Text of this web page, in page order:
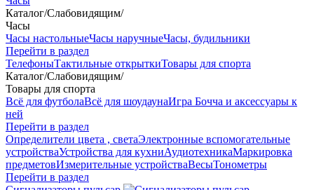
Каталог/Слабовидящим/
Часы
Часы настольныеЧасы наручныеЧасы, будильники
Перейти в раздел
ТелефоныТактильные открыткиТовары для спорта
Каталог/Слабовидящим/
Товары для спорта
Всё для футболаВсё для шоудаунаИгра Бочча и аксессуары к
ней
Перейти в раздел
Определители цвета , светаЭлектронные вспомогательные
устройстваУстройства для кухниАудиотехникаМаркировка
предметовИзмерительные устройстваВесыТонометры
Перейти в раздел